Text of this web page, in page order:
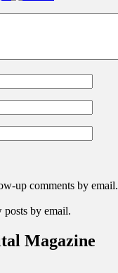
up comments by email.
by email.
Magazine